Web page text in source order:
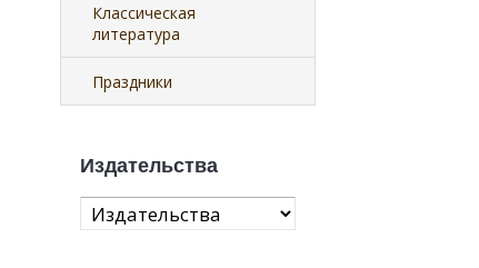
Классическая
литература
Праздники
Издательства